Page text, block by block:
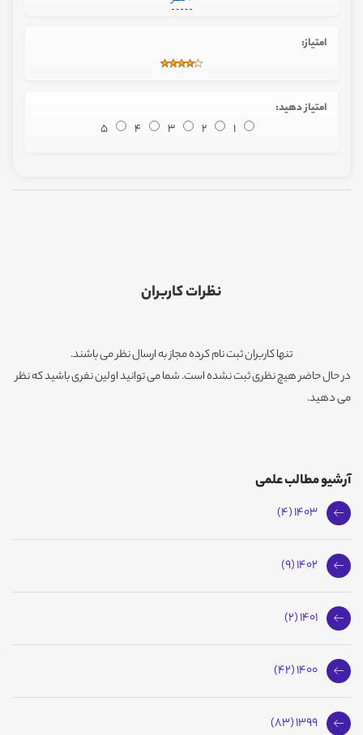
امتیاز:
امتیاز دهید:
1
2
3
4
5
نظرات کاربران
تنها کاربران ثبت نام کرده مجاز به ارسال نظر می باشند.
در حال حاضر هیچ نظری ثبت نشده است. شما می توانید اولین نفری باشید که نظر
می دهید.
آرشیو مطالب علمی
1403 (4)
1402 (9)
1401 (2)
1400 (42)
1399 (83)